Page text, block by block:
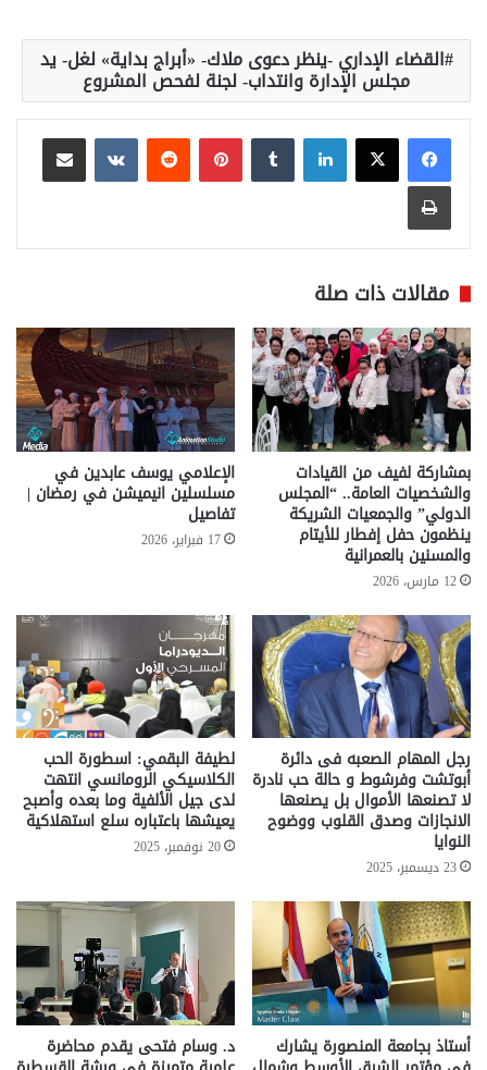
القضاء الإداري -ينظر دعوى ملاك- «أبراج بداية» لغل- يد
مجلس الإدارة وانتداب- لجنة لفحص المشروع
لينكدإن بينتيريست
مشاركة عبر البريد
طباعة
مقالات ذات صلة
بمشاركة لفيف من القيادات
والشخصيات العامة.. “المجلس
الدولي” والجمعيات الشريكة
ينظمون حفل إفطار للأيتام
والمسنين بالعمرانية
12 مارس، 2026
الإعلامي يوسف عابدين في
مسلسلين انيميشن في رمضان |
تفاصيل
17 فبراير، 2026
رجل المهام الصعبه فى دائرة
أبوتشت وفرشوط و حالة حب نادرة
لا تصنعها الأموال بل يصنعها
الانجازات وصدق القلوب ووضوح
النوايا
23 ديسمبر، 2025
لطيفة البقمي: اسطورة الحب
الكلاسيكي الرومانسي انتهت
لدى جيل الألفية وما بعده وأصبح
يعيشها باعتباره سلع استهلاكية
20 نوفمبر، 2025
أستاذ بجامعة المنصورة يشارك د. وسام فتحى يقدم محاضرة